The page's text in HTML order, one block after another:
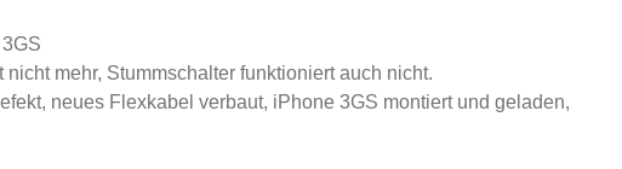
mehr, Stummschalter funktioniert auch nicht.
neues Flexkabel verbaut, iPhone 3GS montiert und geladen,